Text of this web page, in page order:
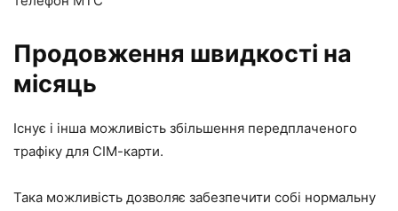
Продовження швидкості на
місяць
Існує і інша можливість збільшення передплаченого
трафіку для СІМ-карти.
Така можливість дозволяє забезпечити собі нормальну